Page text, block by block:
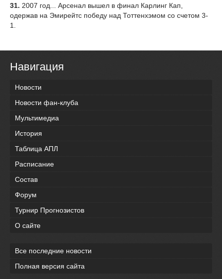
31. 2007 год... Арсенал вышел в финал Карлинг Кап,
одержав на Эмирейтс победу над Тоттенхэмом со счетом 3-
1.
Навигация
Новости
Новости фан-клуба
Мультимедиа
История
Таблица АПЛ
Расписание
Состав
Форум
Турнир Прогнозистов
О сайте
Все последние новости
Полная версия сайта